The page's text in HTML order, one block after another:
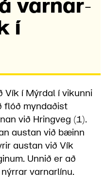
varnar­
í
Vík í Mýrdal í vikunni
flóð myndaðist
við Hringveg (1).
austan við bæinn
austan við Vík
Unnið er að
varnarlínu.